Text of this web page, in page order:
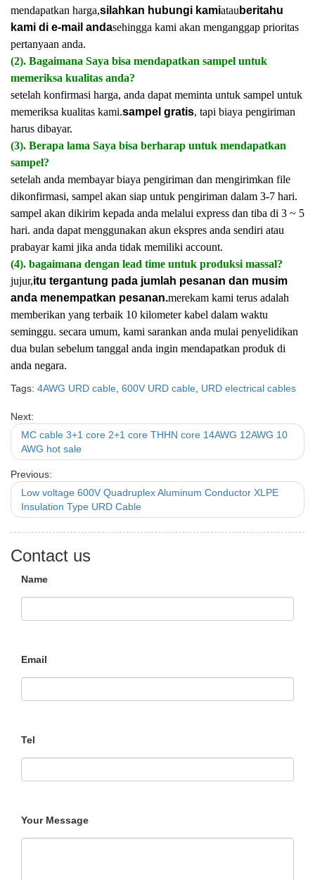
mendapatkan harga,silahkan hubungi kamiatau beritahu
kami di e-mail andasehingga kami akan menganggap prioritas
pertanyaan anda.
(2). Bagaimana Saya bisa mendapatkan sampel untuk
memeriksa kualitas anda?
setelah konfirmasi harga, anda dapat meminta untuk sampel untuk
memeriksa kualitas kami.sampel gratis, tapi biaya pengiriman
harus dibayar.
(3). Berapa lama Saya bisa berharap untuk mendapatkan
sampel?
setelah anda membayar biaya pengiriman dan mengirimkan file
dikonfirmasi, sampel akan siap untuk pengiriman dalam 3-7 hari.
sampel akan dikirim kepada anda melalui express dan tiba di 3 ~ 5
hari. anda dapat menggunakan akun ekspres anda sendiri atau
prabayar kami jika anda tidak memiliki account.
(4). bagaimana dengan lead time untuk produksi massal?
jujur,itu tergantung pada jumlah pesanan dan musim
anda menempatkan pesanan.merekam kami terus adalah
memberikan yang terbaik 10 kilometer kabel dalam waktu
seminggu. secara umum, kami sarankan anda mulai penyelidikan
dua bulan sebelum tanggal anda ingin mendapatkan produk di
anda negara.
Tags: 4AWG URD cable 600V URD cable URD electrical cables
Next:
MC cable 3+1 core 2+1 core THHN core 14AWG 12AWG 10
AWG hot sale
Previous:
Low voltage 600V Quadruplex Aluminum Conductor XLPE
Insulation Type URD Cable
Contact us
Name
Email
Tel
Your Message